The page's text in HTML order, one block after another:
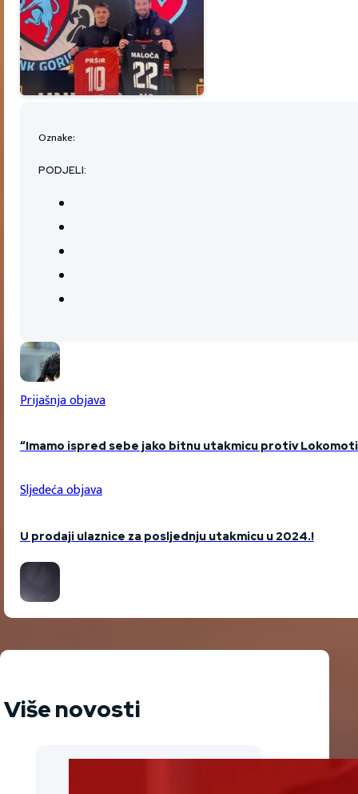
Oznake:
PODJELI:
Prijašnja objava
“Imamo ispred sebe jako bitnu utakmicu protiv
Sljedeća objava
U prodaji ulaznice za posljednju utakmicu u 2024.!
Više novosti